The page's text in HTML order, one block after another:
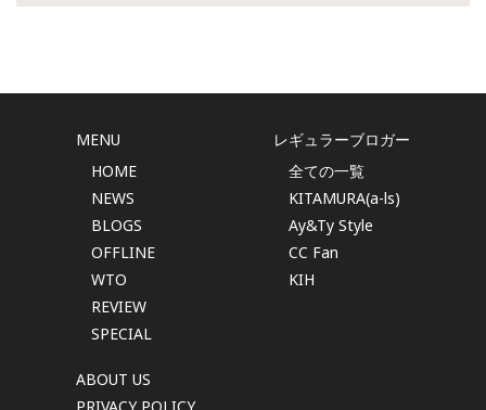
MENU
HOME
NEWS
BLOGS
OFFLINE
WTO
REVIEW
SPECIAL
ABOUT US
レギュラーブロガー
全ての一覧
KITAMURA(a-ls)
Ay&Ty Style
CC Fan
KIH